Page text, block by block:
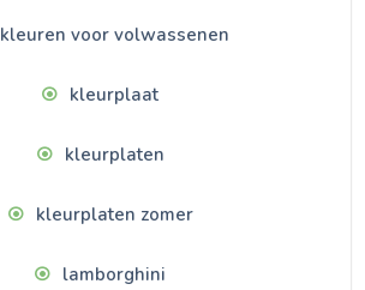
kleuren voor volwassenen
kleurplaat
kleurplaten
kleurplaten zomer
lamborghini